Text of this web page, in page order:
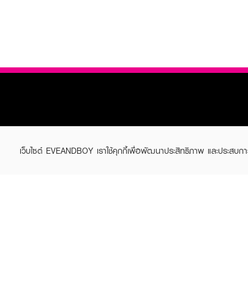
เว็บไซต์ EVEANDBOY เราใช้คุกกี้เพื่อพัฒนาประสิทธิภาพ และประส
ABOUT EVEANDBOY